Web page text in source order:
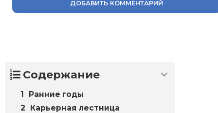
ДОБАВИТЬ КОММЕНТАРИЙ
Содержание
Ранние годы
Карьерная лестница